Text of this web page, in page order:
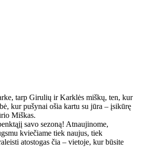
tarp Girulių ir Karklės miškų, ten, kur
kur pušynai ošia kartu su jūra – įsikūrę
Miškas.
savo sezoną! Atnaujinome,
kviečiame tiek naujus, tiek
atostogas čia – vietoje, kur būsite